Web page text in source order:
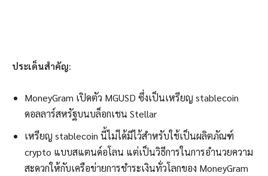
ประเด็นสำคัญ:
MoneyGram เปิดตัว MGUSD ซึ่งเป็นเหรียญ stablecoin
ดอลลาร์สหรัฐบนบล็อกเชน Stellar
เหรียญ stablecoin นี้ไม่ได้มีไว้สำหรับใช้เป็นผลิตภัณฑ์
crypto แบบสแตนด์อโลน แต่เป็นวิธีการในการอำนวยความ
สะดวกให้กับเครือข่ายการชำระเงินทั่วโลกของ MoneyGram